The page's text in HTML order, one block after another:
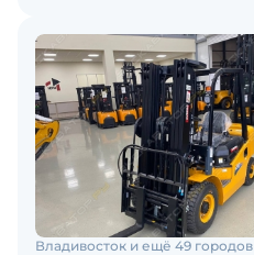
Владивосток и ещё 49 городов